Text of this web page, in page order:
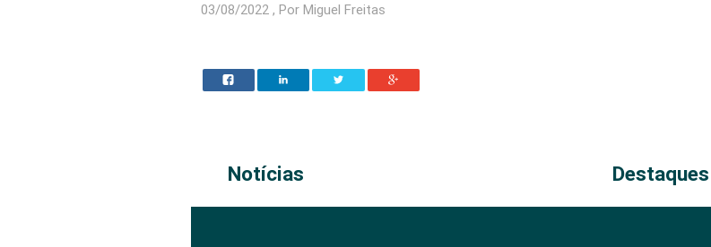
03/08/2022 , Por Miguel Freitas
Notícias Destaques